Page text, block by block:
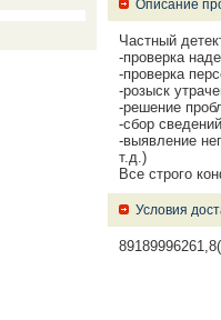
Описание
Частный
-проверка
-проверка
-розыск
-решение
-сбор
-выявление
т.д.)
Все строго
Условия